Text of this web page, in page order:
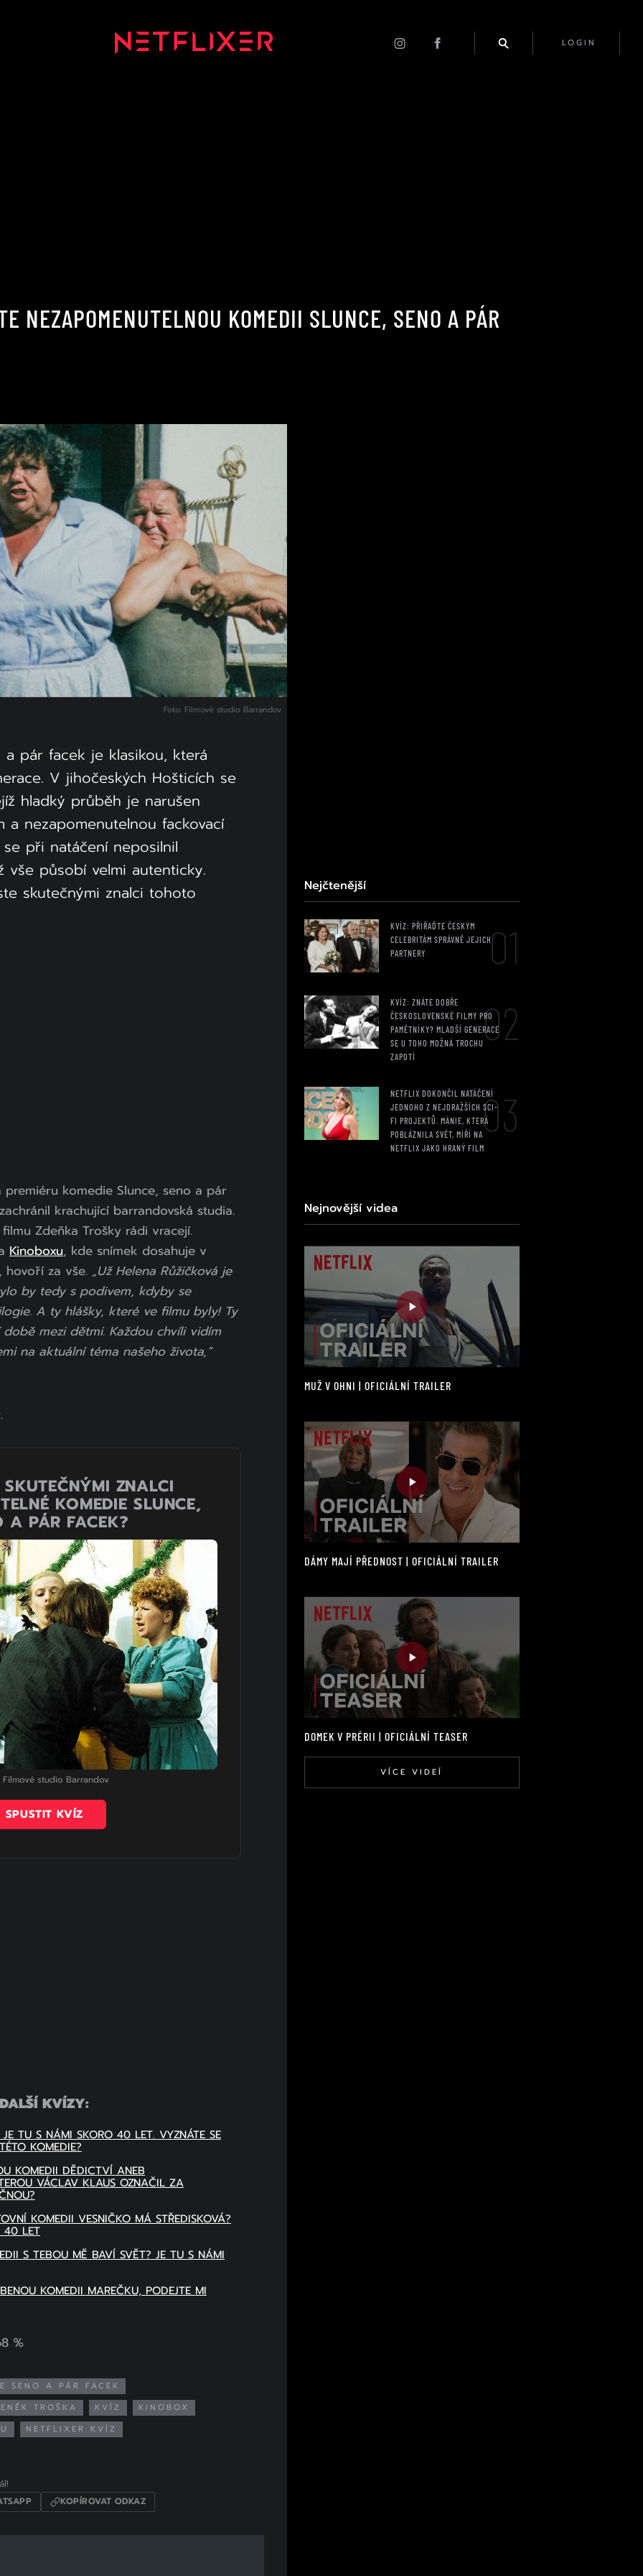
LOGIN
NEZAPOMENUTELNOU KOMEDII SLUNCE, SENO A PÁR
Foto: Filmové studio Barrandov
a pár facek je klasikou, která
V jihočeských Hošticích se
hladký průběh je narušen
a nezapomenutelnou fackovací
při natáčení neposilnil
vše působí velmi autenticky.
skutečnými znalci tohoto
premiéru komedie Slunce, seno a pár
krachující barrandovská studia.
Zdeňka Trošky rádi vracejí.
Kinoboxu, kde snímek dosahuje v
hovoří za vše. „Už Helena Růžičková je
by tedy s podivem, kdyby se
A ty hlášky, které ve filmu byly! Ty
mezi dětmi. Každou chvíli vidím
na aktuální téma našeho života,“
ZNALCI
KOMEDIE SLUNCE,
A PÁR FACEK?
Filmové studio Barrandov
SPUSTIT KVÍZ
KVÍZY:
TU S NÁMI SKORO 40 LET. VYZNÁTE SE
KOMEDIE?
KOMEDII DĚDICTVÍ ANEB
VÁCLAV KLAUS OZNAČIL ZA
KOMEDII VESNIČKO MÁ STŘEDISKOVÁ?
40 LET
S TEBOU MĚ BAVÍ SVĚT? JE TU S NÁMI
KOMEDII MAREČKU, PODEJTE MI
%
SENO A PÁR FACEK
TROŠKA
KVÍZ
KINOBOX
NETFLIXER KVÍZ
KOPÍROVAT ODKAZ
Nejčtenější
KVÍZ: PŘIŘAĎTE ČESKÝM
CELEBRITÁM SPRÁVNĚ JEJICH
PARTNERY
01
KVÍZ: ZNÁTE DOBŘE
ČESKOSLOVENSKÉ FILMY PRO
PAMĚTNÍKY? MLADŠÍ GENERACE
SE U TOHO MOŽNÁ TROCHU
ZAPOTÍ
02
NETFLIX DOKONČIL NATÁČENÍ
JEDNOHO Z NEJDRAŽŠÍCH SCI-
FI PROJEKTŮ. MÁNIE, KTERÁ
POBLÁZNILA SVĚT, MÍŘÍ NA
NETFLIX JAKO HRANÝ FILM
03
Nejnovější videa
MUŽ V OHNI | OFICIÁLNÍ TRAILER
DÁMY MAJÍ PŘEDNOST | OFICIÁLNÍ TRAILER
DOMEK V PRÉRII | OFICIÁLNÍ TEASER
VÍCE VIDEÍ